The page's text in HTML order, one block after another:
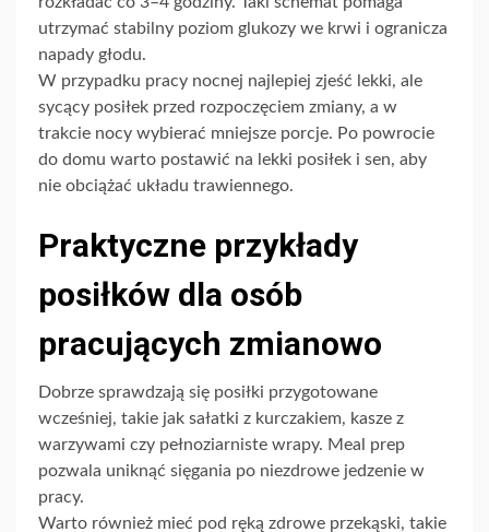
utrzymać stabilny poziom glukozy we krwi i ogranicza
napady głodu.
W przypadku pracy nocnej najlepiej zjeść lekki, ale
sycący posiłek przed rozpoczęciem zmiany, a w
trakcie nocy wybierać mniejsze porcje. Po powrocie
do domu warto postawić na lekki posiłek i sen, aby
nie obciążać układu trawiennego.
Praktyczne przykłady
posiłków dla osób
pracujących zmianowo
Dobrze sprawdzają się posiłki przygotowane
wcześniej, takie jak sałatki z kurczakiem, kasze z
warzywami czy pełnoziarniste wrapy. Meal prep
pozwala uniknąć sięgania po niezdrowe jedzenie w
pracy.
Warto również mieć pod ręką zdrowe przekąski, takie